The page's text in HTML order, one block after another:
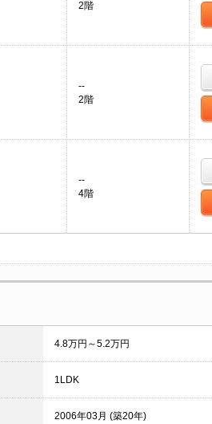
2階
--
2階
--
4階
4.8万円～5.2万円
1LDK
2006年03月 (築20年)